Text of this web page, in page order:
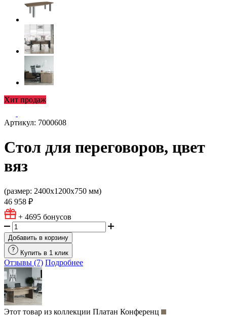
Хит продаж
Артикул: 7000608
Стол для переговоров, цвет
вяз
(размер: 2400х1200х750 мм)
46 958 ₽
+ 4695 бонусов
Добавить в корзину
Купить в 1 клик
Отзывы (7) Подробнее
Этот товар из коллекции Платан Конференц